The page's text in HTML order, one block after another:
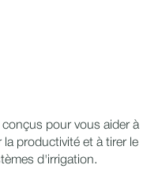
pour vous aider à
la productivité et à tirer le
d'irrigation.